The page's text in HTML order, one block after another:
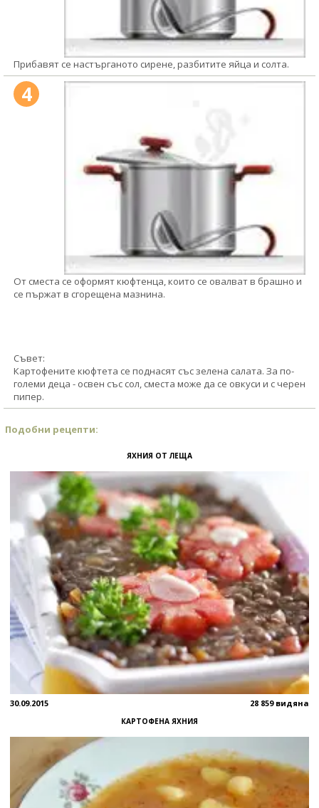
Прибавят се настърганото сирене, разбитите яйца и солта.
4
От сместа се оформят кюфтенца, които се овалват в брашно и
се пържат в сгорещена мазнина.
Съвет:
Картофените кюфтета се поднасят със зелена салата. За по-
големи деца - освен със сол, сместа може да се овкуси и с черен
пипер.
Подобни рецепти:
ЯХНИЯ ОТ ЛЕЩА
30.09.2015 28 859 видяна
КАРТОФЕНА ЯХНИЯ